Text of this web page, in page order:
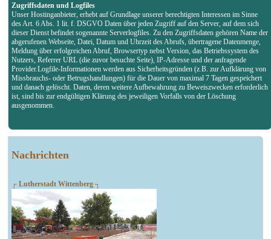
Nachrichten
┌ Lutherstadt Wittenberg ┐
Zugriffsdaten und Logfiles
Unser Hostinganbieter, erhebt auf Grundlage unserer berechtigten Interessen im Sinne
des Art. 6 Abs. 1 lit. f. DSGVO Daten über jeden Zugriff auf den Server, auf dem sich
dieser Dienst befindet sogenannte Serverlogfiles. Zu den Zugriffsdaten gehören Name der
abgerufenen Webseite, Datei, Datum und Uhrzeit des Abrufs, übertragene Datenmenge,
Meldung über erfolgreichen Abruf, Browsertyp nebst Version, das Betriebssystem des
Nutzers, Referrer URL (die zuvor besuchte Seite), IP-Adresse und der anfragende
Provider.Logfile-Informationen werden aus Sicherheitsgründen (z.B. zur Aufklärung von
Missbrauchs- oder Betrugshandlungen) für die Dauer von maximal 7 Tagen gespeichert
und danach gelöscht. Daten, deren weitere Aufbewahrung zu Beweiszwecken erforderlich
ist, sind bis zur endgültigen Klärung des jeweiligen Vorfalls von der Löschung
ausgenommen.